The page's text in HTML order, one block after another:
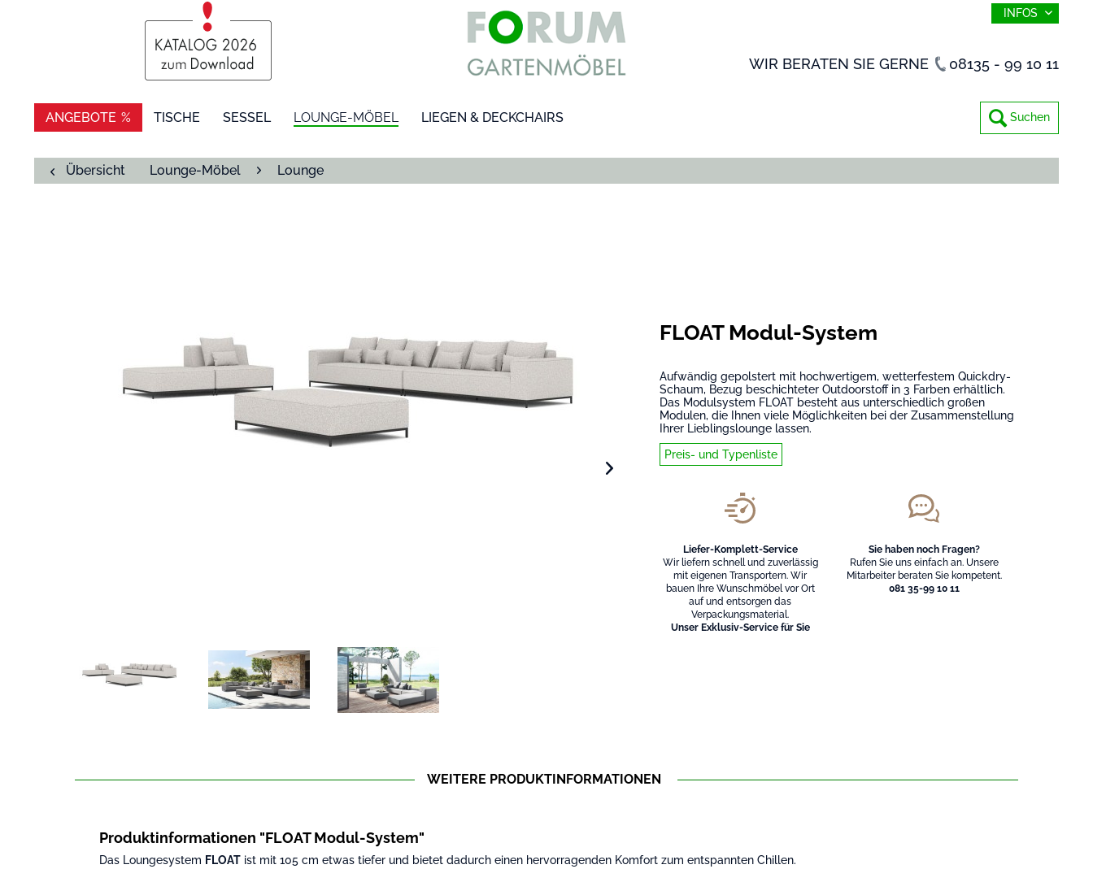
INFOS
Suchen
WIR BERATEN SIE GERNE 08135 - 99 10 11
ANGEBOTE TISCHE SESSEL LOUNGE-MÖBEL LIEGEN & DECKCHAIRS
Übersicht Lounge-Möbel Lounge
FLOAT Modul-System
Aufwändig gepolstert mit hochwertigem, wetterfestem Quickdry-
Schaum, Bezug beschichteter Outdoorstoff in 3 Farben erhältlich.
Das Modulsystem FLOAT besteht aus unterschiedlich großen
Modulen, die Ihnen viele Möglichkeiten bei der Zusammenstellung
Ihrer Lieblingslounge lassen.
Preis- und Typenliste
Liefer-Komplett-Service
Wir liefern schnell und zuverlässig
mit eigenen Transportern. Wir
bauen Ihre Wunschmöbel vor Ort
auf und entsorgen das
Verpackungsmaterial.
Unser Exklusiv-Service für Sie
Sie haben noch Fragen?
Rufen Sie uns einfach an. Unsere
Mitarbeiter beraten Sie kompetent.
081 35-99 10 11
WEITERE PRODUKTINFORMATIONEN
Produktinformationen "FLOAT Modul-System"
Das Loungesystem FLOAT ist mit 105 cm etwas tiefer und bietet dadurch einen hervorragenden Komfort zum entspannten Chillen.